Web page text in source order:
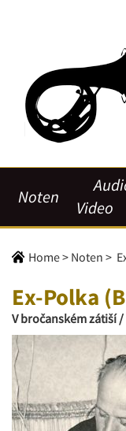
Noten
Video
Home> Noten >
Ex-Polka
V bročanském zátiší /